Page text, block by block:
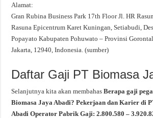
Alamat:
Gran Rubina Business Park 17th Floor Jl. HR
Rasuna Epicentrum Karet Kuningan, Setiabudi,
Popayato Kabupaten Pohuwato – Provinsi
Jakarta, 12940, Indonesia. (sumber)
Daftar Gaji PT Biomasa
Selanjutnya kita akan membahasBerapa gaji
Biomasa Jaya Abadi? Pekerjaan dan Karier di
Abadi Operator Pabrik Gaji: 2.800.580 –